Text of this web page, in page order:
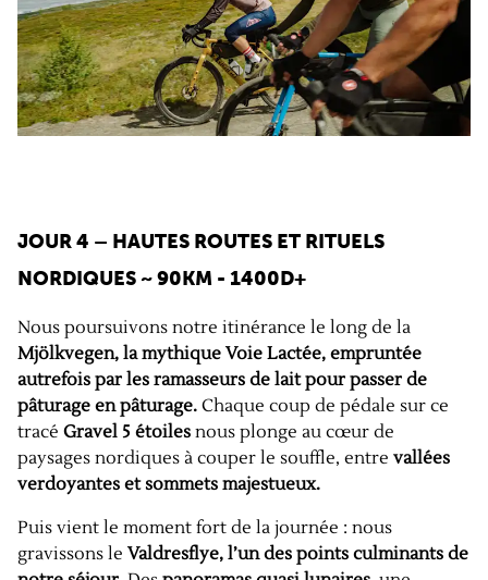
JOUR 4 – HAUTES ROUTES ET RITUELS
NORDIQUES ~ 90KM - 1400D+
Nous poursuivons notre itinérance le long de la
Mjölkvegen, la mythique Voie Lactée, empruntée
autrefois par les ramasseurs de lait pour passer de
pâturage en pâturage. Chaque coup de pédale sur ce
tracé Gravel 5 étoiles nous plonge au cœur de
paysages nordiques à couper le souffle, entre vallées
verdoyantes et sommets majestueux.
Puis vient le moment fort de la journée : nous
gravissons le Valdresflye, l’un des points culminants de